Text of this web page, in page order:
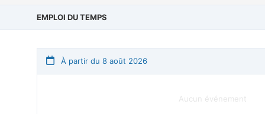
EMPLOI DU TEMPS
À partir du 8 août 2026
Aucun événement